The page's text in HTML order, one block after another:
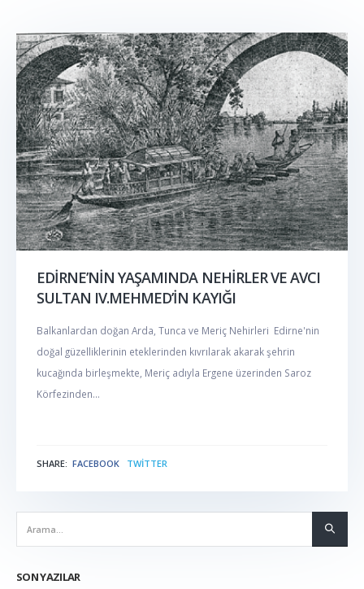
EDİRNE’NİN YAŞAMINDA NEHİRLER VE AVCI
SULTAN IV.MEHMED’İN KAYIĞI
Balkanlardan doğan Arda, Tunca ve Meriç Nehirleri Edirne'nin
doğal güzelliklerinin eteklerinden kıvrılarak akarak şehrin
kucağında birleşmekte, Meriç adıyla Ergene üzerinden Saroz
Körfezinden...
SHARE: FACEBOOK TWITTER
SON YAZILAR